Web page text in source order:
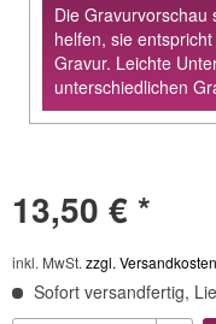
Die Gravurvorschau
helfen, sie
Gravur. Leichte
unterschiedlichen
13,50 € *
inkl. MwSt. zzgl. Versandkosten
Sofort versandfertig,